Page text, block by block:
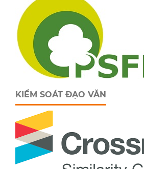
KIỂM SOÁT ĐẠO VĂN